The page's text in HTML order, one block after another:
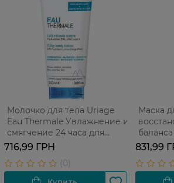
Молочко для тела Uriage
Eau Thermale Увлажнение и
смягчение 24 часа для
сухой кожи 200 мл
716,99 ГРН
Маска
831,99